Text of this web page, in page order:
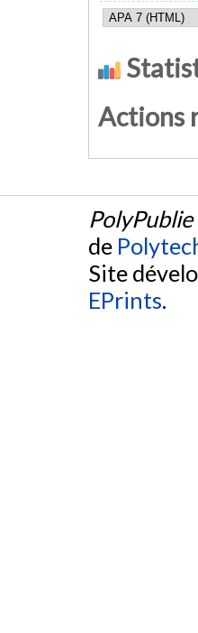
Actions
PolyPublie
de
Site
EPrints.